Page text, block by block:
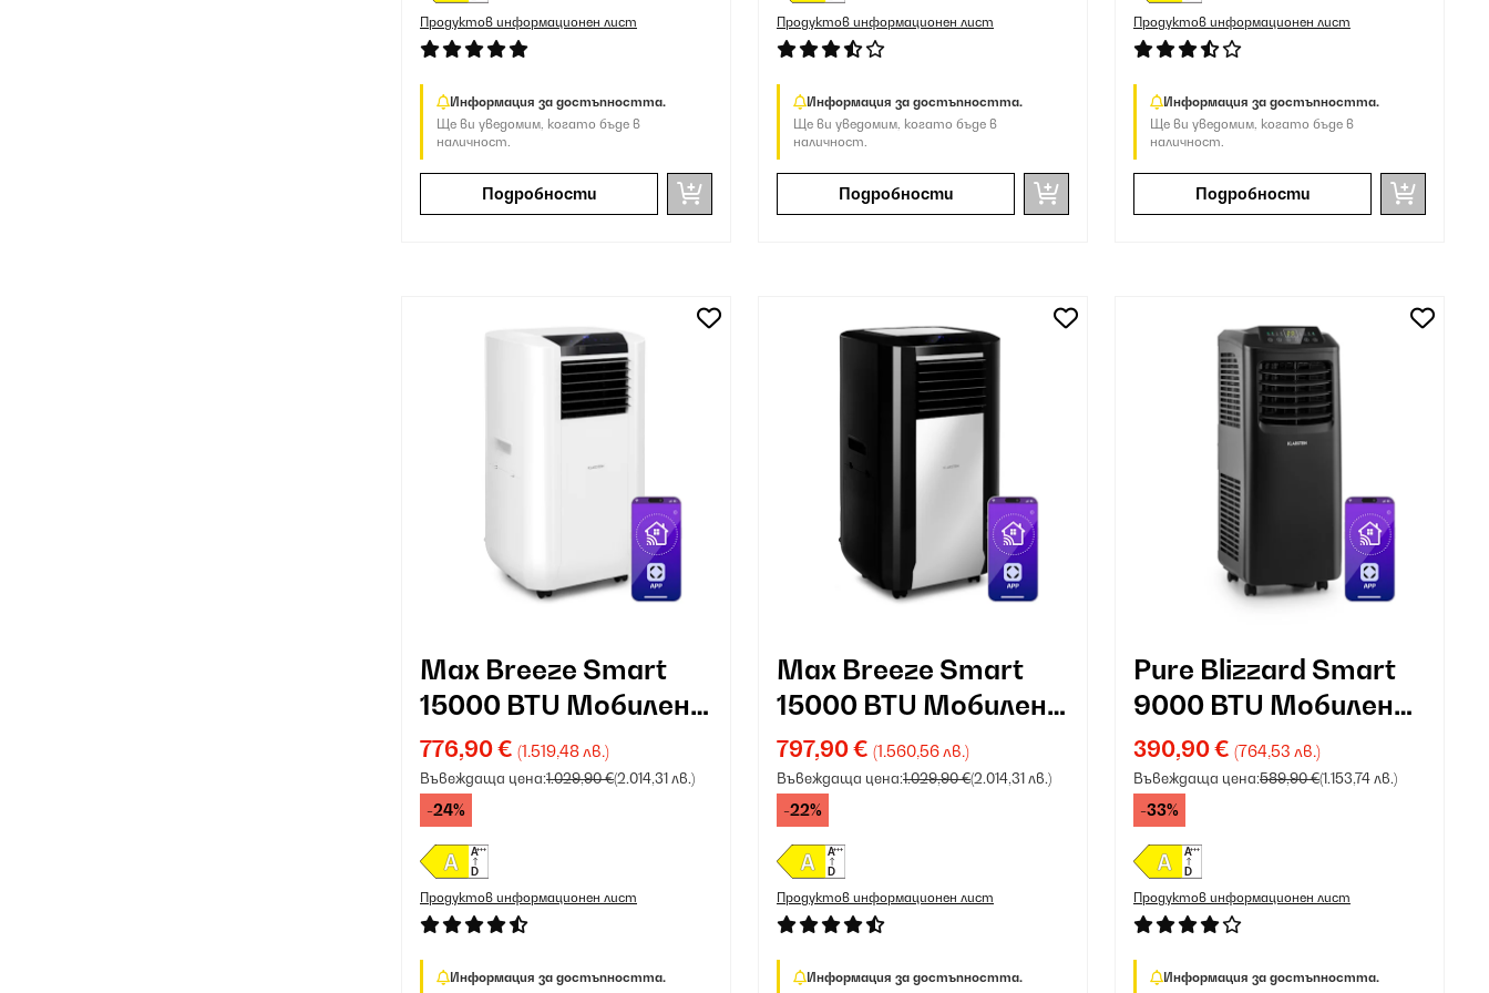
Продуктов информационен лист
Информация за достъпността.
Ще ви уведомим, когато бъде в
наличност.
Подробности
Продуктов информационен лист
Информация за достъпността.
Ще ви уведомим, когато бъде в
наличност.
Подробности
Продуктов информационен лист
Информация за достъпността.
Ще ви уведомим, когато бъде в
наличност.
Подробности
Max Breeze Smart
15000 BTU Мобилен
климатик Бяло
776,90 € (1.519,48 лв.)
Въвеждаща цена:1.029,90 €(2.014,31 лв.)
-24%
Продуктов информационен лист
Информация за достъпността.
Max Breeze Smart
15000 BTU Мобилен
климатик черен
797,90 € (1.560,56 лв.)
Въвеждаща цена:1.029,90 €(2.014,31 лв.)
-22%
Продуктов информационен лист
Информация за достъпността.
Pure Blizzard Smart
9000 BTU Мобилен
климатик черен
390,90 € (764,53 лв.)
Въвеждаща цена:589,90 €(1.153,74 лв.)
-33%
Продуктов информационен лист
Информация за достъпността.